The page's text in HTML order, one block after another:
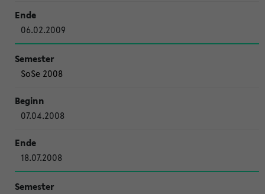
06.02.2009
SoSe 2008
07.04.2008
18.07.2008